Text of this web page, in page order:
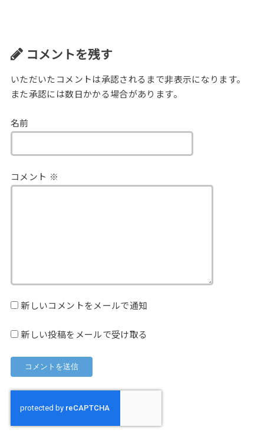
コメントを残す
いただいたコメントは承認されるまで非表示になります。
また承認には数日かかる場合があります。
名前
コメント ※
新しいコメントをメールで通知
新しい投稿をメールで受け取る